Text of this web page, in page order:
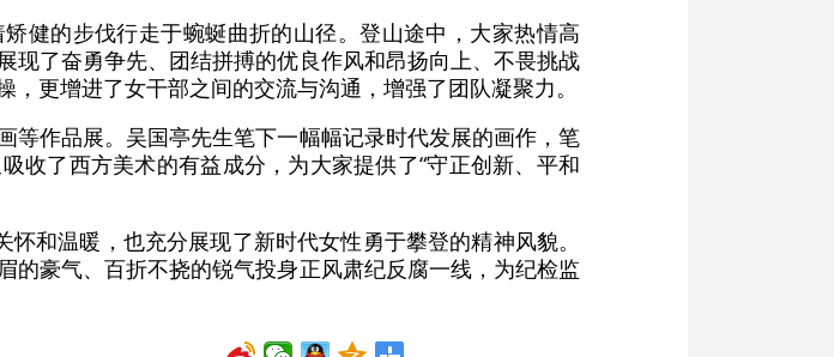
健的步伐行走于蜿蜒曲折的山径。登山途中，大家热情高
了奋勇争先、团结拼搏的优良作风和昂扬向上、不畏挑战
更增进了女干部之间的交流与沟通，增强了团队凝聚力。
等作品展。吴国亭先生笔下一幅幅记录时代发展的画作，笔
收了西方美术的有益成分，为大家提供了“守正创新、平和
和温暖，也充分展现了新时代女性勇于攀登的精神风貌。
豪气、百折不挠的锐气投身正风肃纪反腐一线，为纪检监